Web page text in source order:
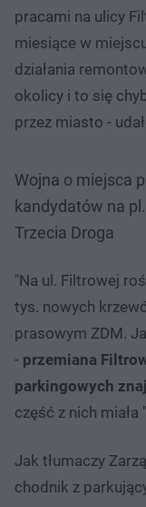
pracami na ulicy
miesiące w
działania
okolicy i to się
przez miasto -
Wojna o miejsca
kandydatów na
Trzecia Droga
"Na ul. Filtrowej
tys. nowych
prasowym ZDM.
- przemiana
parkingowych
część z nich miała
Jak tłumaczy
chodnik z